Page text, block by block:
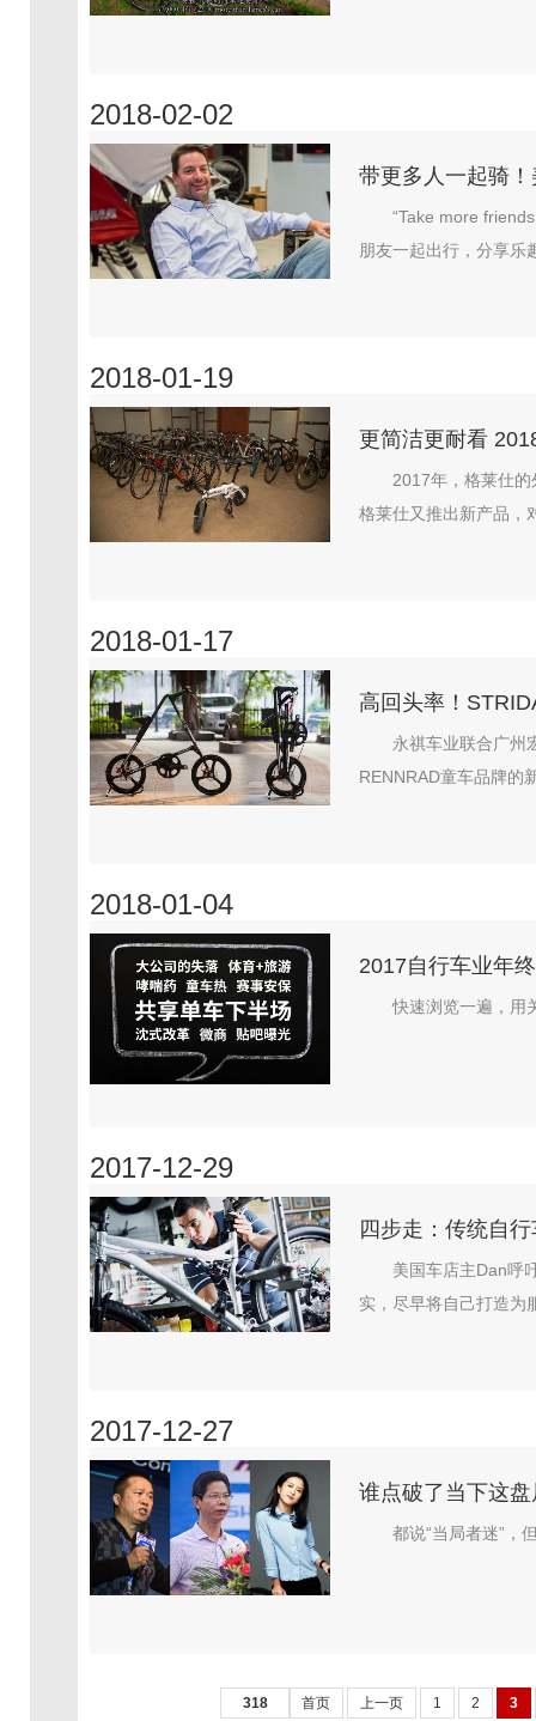
2018-02-02
带更多人一起骑
“Take more
朋友一起出行，分享乐
2018-01-19
更简洁更耐看
2017年，格莱仕
格莱仕又推出新产品，
2018-01-17
高回头率！
永祺车业联合广州
RENNRAD童车品牌的
2018-01-04
2017自行车业年
快速浏览一遍，用
2017-12-29
四步走：传统自
美国车店主Dan呼
实，尽早将自己打造为
2017-12-27
谁点破了当下这
都说“当局者迷”，
318 首页 上一页 1 2 3